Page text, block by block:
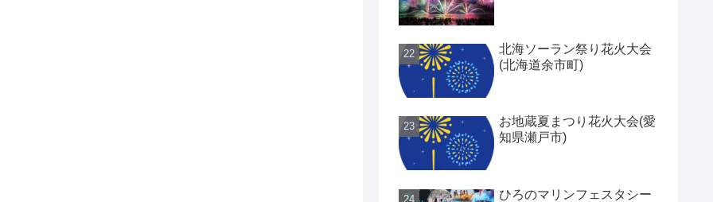
北海ソーラン祭り花火大会
(北海道余市町)
お地蔵夏まつり花火大会(愛
知県瀬戸市)
ひろのマリンフェスタシー